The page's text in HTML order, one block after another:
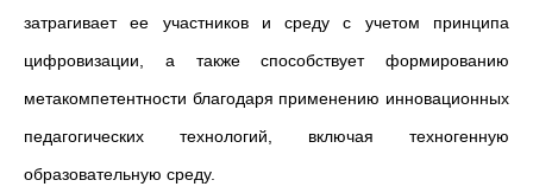
затрагивает ее участников и среду с учетом принципа
цифровизации, а также способствует формированию
метакомпетентности благодаря применению инновационных
педагогических технологий, включая техногенную
образовательную среду.